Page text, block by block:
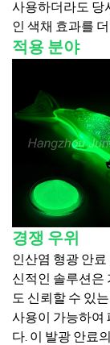
사용하더라도 당
인 색채 효과를
적용 분야
경쟁 우위
인산염 형광 안
신적인 솔루션은
도 신뢰할 수 있
사용이 가능하여
다. 이 발광 안료